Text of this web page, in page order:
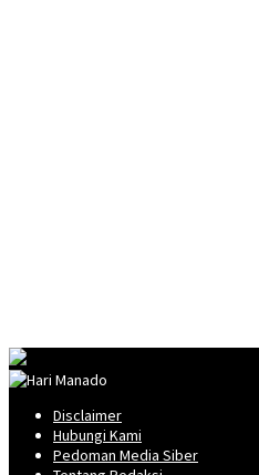
Disclaimer
Hubungi Kami
Pedoman Media Siber